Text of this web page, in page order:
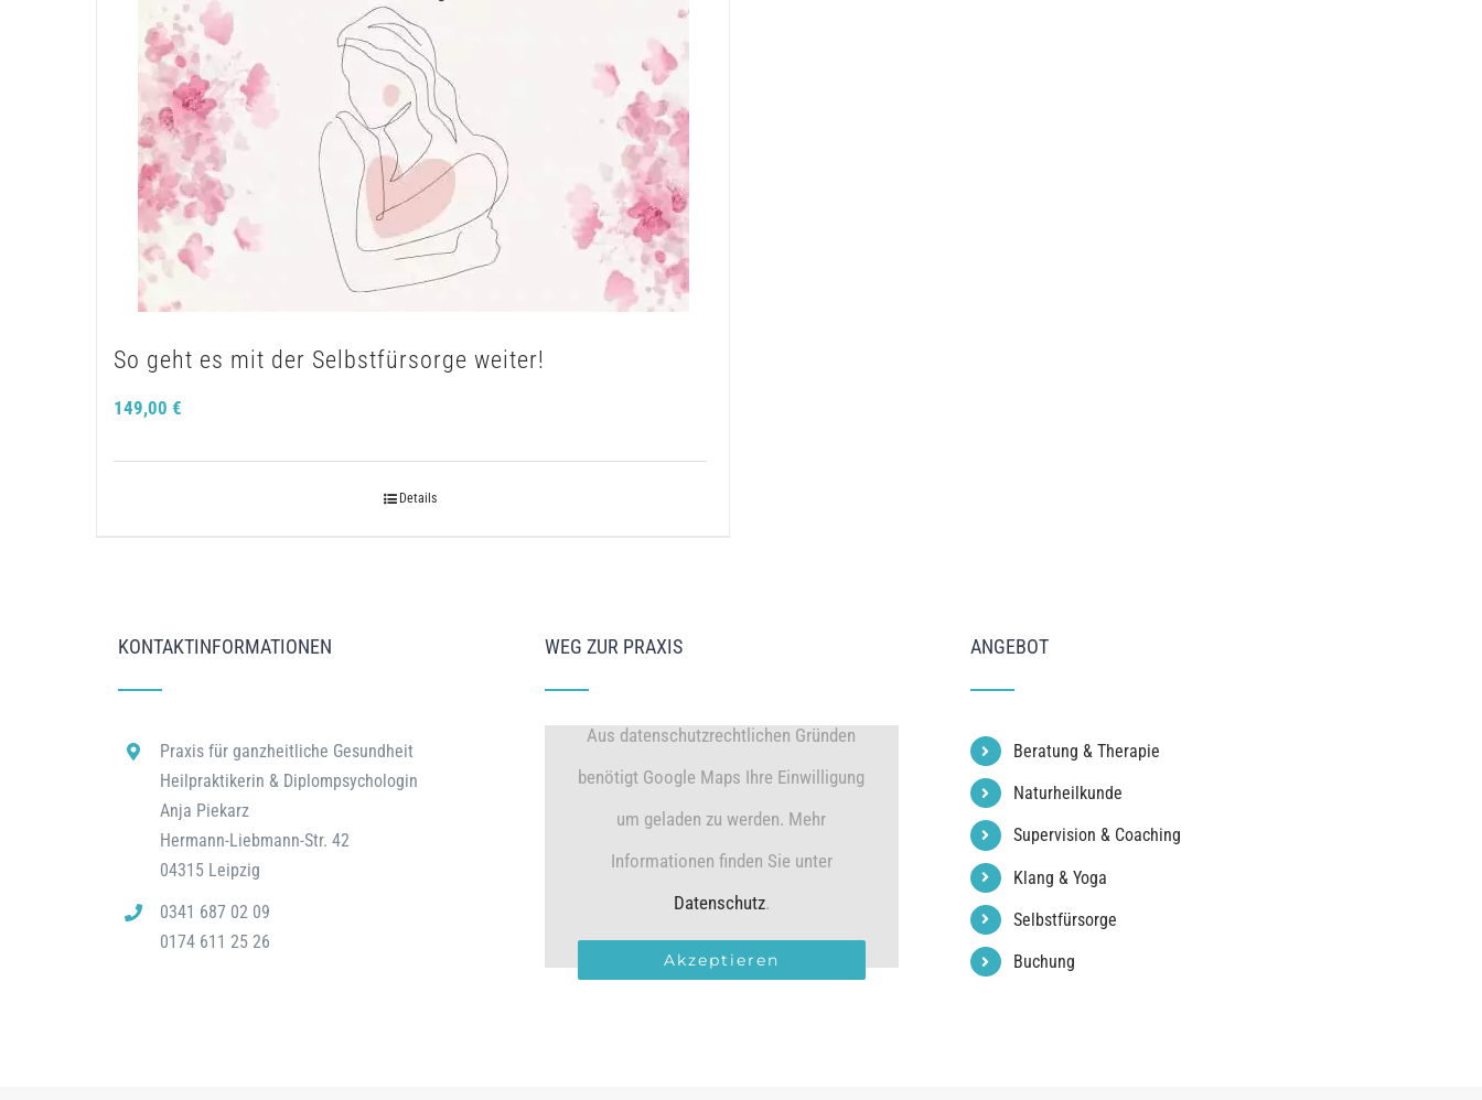
So geht es mit der Selbstfürsorge weiter!
149,00 €
Details
KONTAKTINFORMATIONEN
Praxis für ganzheitliche Gesundheit
Heilpraktikerin & Diplompsychologin
Anja Piekarz
Hermann-Liebmann-Str. 42
04315 Leipzig
0341 687 02 09
0174 611 25 26
WEG ZUR PRAXIS
Aus datenschutzrechtlichen Gründen
benötigt Google Maps Ihre Einwilligung
um geladen zu werden. Mehr
Informationen finden Sie unter
Datenschutz.
Akzeptieren
ANGEBOT
Beratung & Therapie
Naturheilkunde
Supervision & Coaching
Klang & Yoga
Selbstfürsorge
Buchung